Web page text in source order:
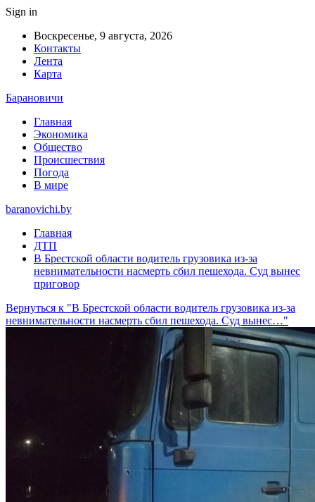
Sign in
Воскресенье, 9 августа, 2026
Контакты
Лента
Карта
Барановичи
Главная
Экономика
Общество
Происшествия
Погода
В мире
baranovichi.by
Главная
ДТП
В Брестской области водитель грузовика из-за
невнимательности насмерть сбил пешехода. Суд вынес
приговор
Вернуться к "В Брестской области водитель грузовика из-за
невнимательности насмерть сбил пешехода. Суд вынес…"